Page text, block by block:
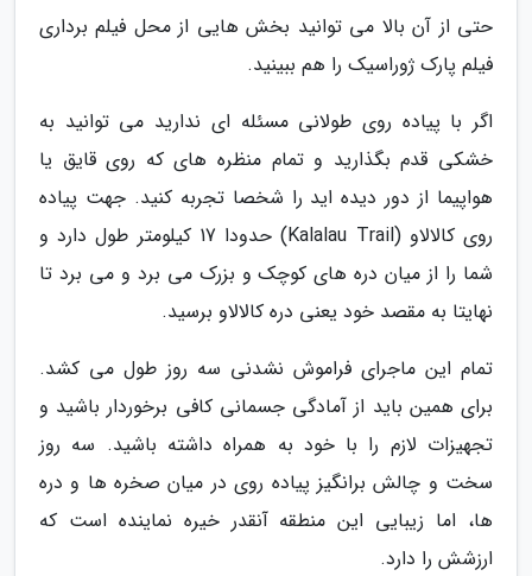
حتی از آن بالا می توانید بخش هایی از محل فیلم برداری
فیلم پارک ژوراسیک را هم ببینید.
اگر با پیاده روی طولانی مسئله ای ندارید می توانید به
خشکی قدم بگذارید و تمام منظره های که روی قایق یا
هواپیما از دور دیده اید را شخصا تجربه کنید. جهت پیاده
روی کالالاو (Kalalau Trail) حدودا 17 کیلومتر طول دارد و
شما را از میان دره های کوچک و بزرک می برد و می برد تا
نهایتا به مقصد خود یعنی دره کالالاو برسید.
تمام این ماجرای فراموش نشدنی سه روز طول می کشد.
برای همین باید از آمادگی جسمانی کافی برخوردار باشید و
تجهیزات لازم را با خود به همراه داشته باشید. سه روز
سخت و چالش برانگیز پیاده روی در میان صخره ها و دره
ها، اما زیبایی این منطقه آنقدر خیره نماینده است که
ارزشش را دارد.